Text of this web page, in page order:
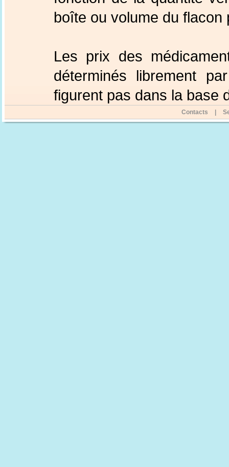
boîte ou volume du flacon
Les prix des
déterminés librement
figurent pas dans la base
Contacts